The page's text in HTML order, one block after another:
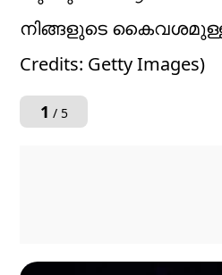
നിങ്ങളുടെ കൈവശമുള്ള
Credits: Getty Images)
1 / 5